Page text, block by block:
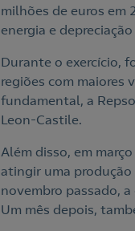
milhões de euros em
energia e
Durante o exercício,
regiões com maiores
fundamental, a
Leon-Castile.
Além disso, em
atingir uma
novembro passado,
Um mês depois,